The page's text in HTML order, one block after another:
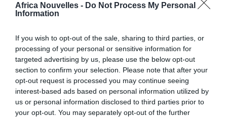
Africa Nouvelles - Do Not Process My Personal
Information
If you wish to opt-out of the sale, sharing to third parties, or
processing of your personal or sensitive information for
targeted advertising by us, please use the below opt-out
section to confirm your selection. Please note that after your
opt-out request is processed you may continue seeing
interest-based ads based on personal information utilized by
us or personal information disclosed to third parties prior to
your opt-out. You may separately opt-out of the further
et à Moscou, samedi 10 aout, en 2h25’44.
Edna Kiplagat est
devenue la première
femme à conserver
son titre de
championne du monde
dumarathon , samedi 10 aout à Moscou. La Kényane